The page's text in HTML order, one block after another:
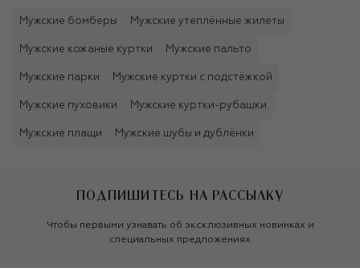
Мужские бомберы Мужские утеплённые жилеты
Мужские кожаные куртки Мужские пальто
Мужские парки Мужские куртки с подстёжкой
Мужские пуховики Мужские куртки-рубашки
Мужские плащи Мужские шубы и дублёнки
ПОДПИШИТЕСЬ НА РАССЫЛКУ
Чтобы первыми узнавать об эксклюзивных новинках и
специальных предложениях